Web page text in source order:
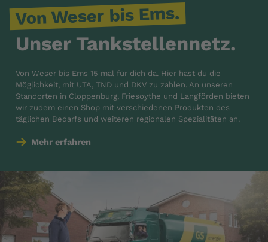
Von Weser bis Ems.
Unser Tankstellennetz.
Von Weser bis Ems 15 mal für dich da. Hier hast du die
Möglichkeit, mit UTA, TND und DKV zu zahlen. An unseren
Standorten in Cloppenburg, Friesoythe und Langförden bieten
wir zudem einen Shop mit verschiedenen Produkten des
täglichen Bedarfs und weiteren regionalen Spezialitäten an.
Mehr erfahren